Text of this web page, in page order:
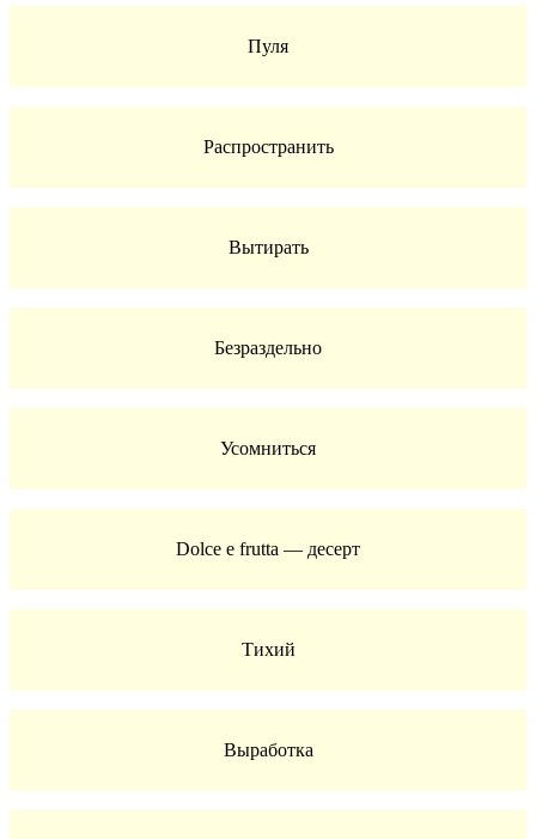
Пуля
Распространить
Вытирать
Безраздельно
Усомниться
Dolce e frutta — десерт
Тихий
Выработка